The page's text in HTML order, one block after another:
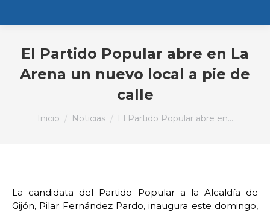
El Partido Popular abre en La
Arena un nuevo local a pie de
calle
Estás aquí:
Inicio Noticias El Partido Popular abre en…
La candidata del Partido Popular a la Alcaldía de
Gijón, Pilar Fernández Pardo, inaugura este domingo,